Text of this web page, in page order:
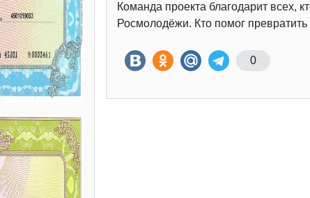
Команда проекта благодарит всех,
Росмолодёжи. Кто помог
0